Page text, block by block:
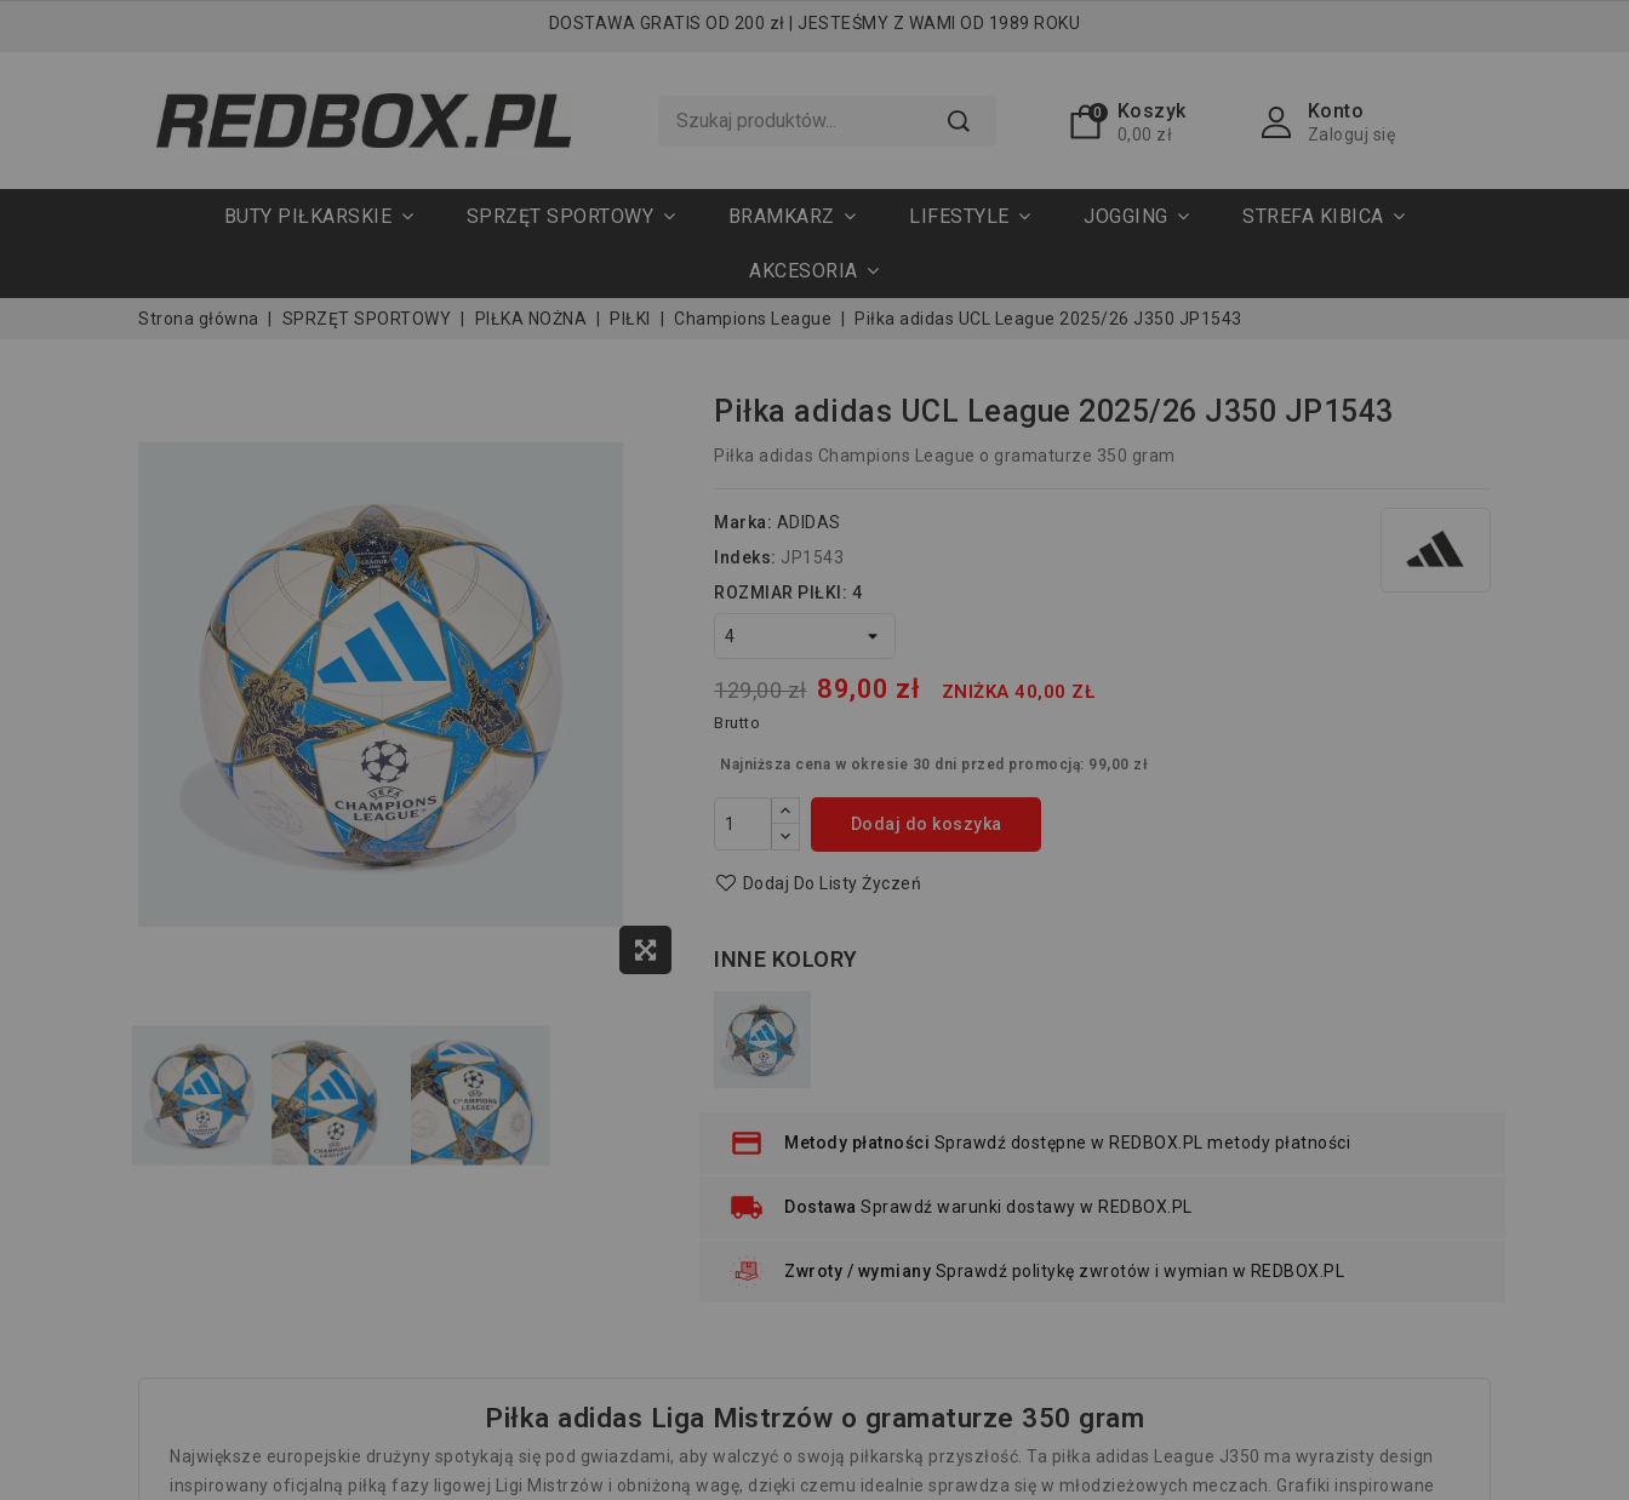
DOSTAWA GRATIS OD 200 zł | JESTEŚMY Z WAMI OD 1989 ROKU
0 Koszyk
0,00 zł
Konto
Zaloguj się
BUTY PIŁKARSKIE SPRZĘT SPORTOWY BRAMKARZ LIFESTYLE JOGGING STREFA KIBICA
AKCESORIA
Strona główna SPRZĘT SPORTOWY PIŁKA NOŻNA PIŁKI Champions League Piłka adidas UCL League 2025/26 J350 JP1543
Piłka adidas UCL League 2025/26 J350 JP1543
Piłka adidas Champions League o gramaturze 350 gram
Marka: ADIDAS
Indeks: JP1543
ROZMIAR PIŁKI: 4
129,00 zł 89,00 zł ZNIŻKA 40,00 ZŁ
Brutto
Najniższa cena w okresie 30 dni przed promocją: 99,00 zł
Dodaj do koszyka
Dodaj Do Listy Życzeń
INNE KOLORY
Metody płatności Sprawdź dostępne w REDBOX.PL metody płatności
Dostawa Sprawdź warunki dostawy w REDBOX.PL
Zwroty / wymiany Sprawdź politykę zwrotów i wymian w REDBOX.PL
Piłka adidas Liga Mistrzów o gramaturze 350 gram
Największe europejskie drużyny spotykają się pod gwiazdami, aby walczyć o swoją piłkarską przyszłość. Ta piłka adidas League J350 ma wyrazisty design
inspirowany oficjalną piłką fazy ligowej Ligi Mistrzów i obniżoną wagę, dzięki czemu idealnie sprawdza się w młodzieżowych meczach. Grafiki inspirowane